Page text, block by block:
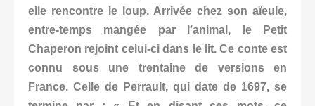
elle rencontre le loup. Arrivée chez son aïeule,
entre-temps mangée par l’animal, le Petit
Chaperon rejoint celui-ci dans le lit. Ce conte est
connu sous une trentaine de versions en
France. Celle de Perrault, qui date de 1697, se